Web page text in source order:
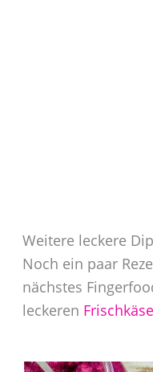
Weitere leckere
Noch ein paar
nächstes
leckeren